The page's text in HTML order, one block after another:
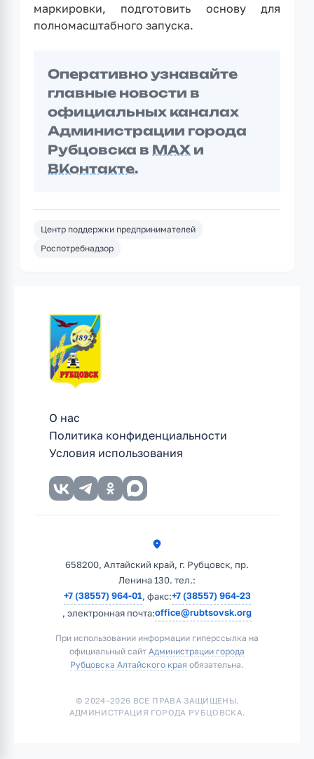
маркировки, подготовить основу для
полномасштабного запуска.
Оперативно узнавайте
главные новости в
официальных каналах
Администрации города
Рубцовска в MAX и
ВКонтакте.
Центр поддержки предпринимателей
Роспотребнадзор
О нас
Политика конфиденциальности
Условия использования
658200, Алтайский край, г. Рубцовск, пр.
Ленина 130. тел.:
+7 (38557) 964-01, факс:+7 (38557) 964-23
, электронная почта:office@rubtsovsk.org
При использовании информации гиперссылка на
официальный сайт Администрации города
Рубцовска Алтайского края обязательна.
© 2024–2026 ВСЕ ПРАВА ЗАЩИЩЕНЫ.
АДМИНИСТРАЦИЯ ГОРОДА РУБЦОВСКА.